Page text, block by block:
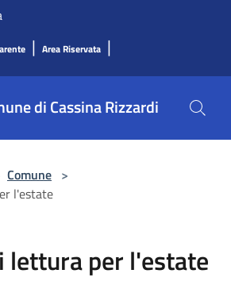
| Area Riservata |
di Cassina Rizzardi
Comune >
l'estate
lettura per l'estate